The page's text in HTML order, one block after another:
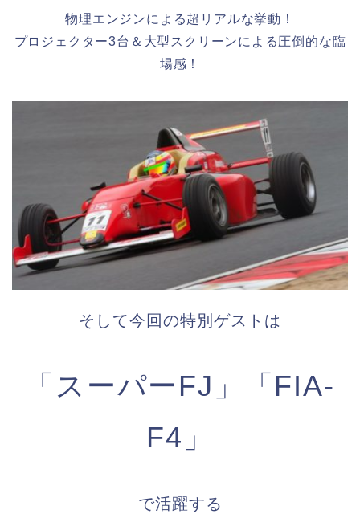
物理エンジンによる超リアルな挙動！
プロジェクター3台＆大型スクリーンによる圧倒的な臨
場感！
そして今回の特別ゲストは
「スーパーFJ」「FIA-
F4」
で活躍する